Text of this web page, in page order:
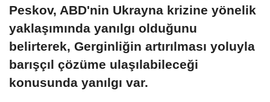
Peskov, ABD'nin Ukrayna krizine yönelik
yaklaşımında yanılgı olduğunu
belirterek, Gerginliğin artırılması yoluyla
barışçıl çözüme ulaşılabileceği
konusunda yanılgı var.